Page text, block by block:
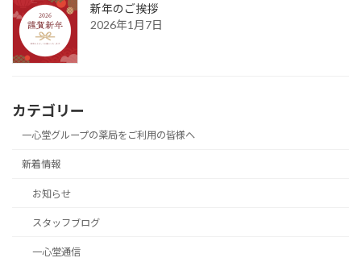
新年のご挨拶
2026年1月7日
カテゴリー
一心堂グループの薬局をご利用の皆様へ
新着情報
お知らせ
スタッフブログ
一心堂通信